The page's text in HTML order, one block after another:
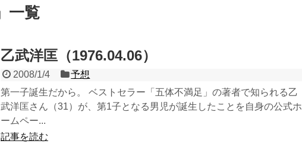
一覧
乙武洋匡（1976.04.06）
2008/1/4
予想
第一子誕生だから。 ベストセラー「五体不満足」の著者で知られる乙
武洋匡さん（31）が、第1子となる男児が誕生したことを自身の公式ホ
ームペー...
記事を読む